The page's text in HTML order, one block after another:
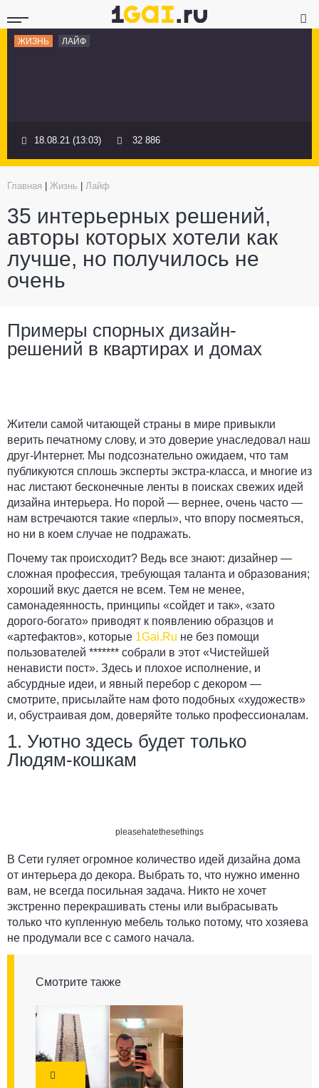
ЖИЗНЬ ЛАЙФ
18.08.21 (13:03) 32 886
Главная Жизнь Лайф
35 интерьерных решений,
авторы которых хотели как
лучше, но получилось не
очень
Примеры спорных дизайн-
решений в квартирах и домах
Жители самой читающей страны в мире привыкли
верить печатному слову, и это доверие унаследовал наш
друг-Интернет. Мы подсознательно ожидаем, что там
публикуются сплошь эксперты экстра-класса, и многие из
нас листают бесконечные ленты в поисках свежих идей
дизайна интерьера. Но порой — вернее, очень часто —
нам встречаются такие «перлы», что впору посмеяться,
но ни в коем случае не подражать.
Почему так происходит? Ведь все знают: дизайнер —
сложная профессия, требующая таланта и образования;
хороший вкус дается не всем. Тем не менее,
самонадеянность, принципы «сойдет и так», «зато
дорого-богато» приводят к появлению образцов и
«артефактов», которые 1Gai.Ru не без помощи
пользователей ******* собрали в этот «Чистейшей
ненависти пост». Здесь и плохое исполнение, и
абсурдные идеи, и явный перебор с декором —
смотрите, присылайте нам фото подобных «художеств»
и, обустраивая дом, доверяйте только профессионалам.
1. Уютно здесь будет только
Людям-кошкам
pleasehatethesethings
В Сети гуляет огромное количество идей дизайна дома
от интерьера до декора. Выбрать то, что нужно именно
вам, не всегда посильная задача. Никто не хочет
экстренно перекрашивать стены или выбрасывать
только что купленную мебель только потому, что хозяева
не продумали все с самого начала.
Смотрите также